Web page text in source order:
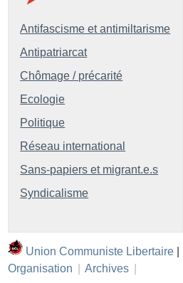
Antifascisme et antimiltarisme
Antipatriarcat
Chômage / précarité
Ecologie
Politique
Réseau international
Sans-papiers et migrant.e.s
Syndicalisme
Union Communiste Libertaire
Organisation
Archives